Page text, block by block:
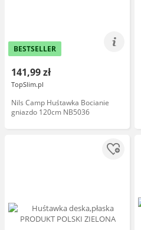
BESTSELLER
141,99 zł
TopSlim.pl
Nils Camp Huśtawka Bocianie
gniazdo 120cm NB5036